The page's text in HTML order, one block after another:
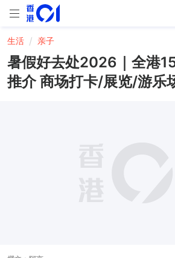
生活 亲子
暑假好去处2026｜全港
推介 商场打卡/展览/游乐